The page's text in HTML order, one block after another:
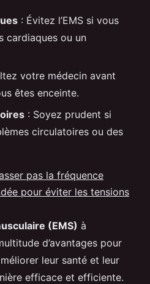
: Évitez l’EMS si vous
cardiaques ou un
votre médecin avant
êtes enceinte.
: Soyez prudent si
circulatoires ou des
pas la fréquence
pour éviter les tensions
(EMS) à
d’avantages pour
leur santé et leur
efficace et efficiente.